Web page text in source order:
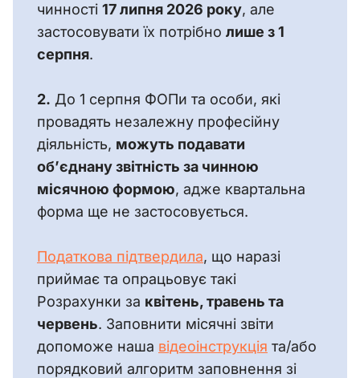
чинності 17 липня 2026 року, але
застосовувати їх потрібно лише з 1
серпня.
2. До 1 серпня ФОПи та особи, які
провадять незалежну професійну
діяльність, можуть подавати
об’єднану звітність за чинною
місячною формою, адже квартальна
форма ще не застосовується.
Податкова підтвердила, що наразі
приймає та опрацьовує такі
Розрахунки за квітень, травень та
червень. Заповнити місячні звіти
допоможе наша відеоінструкція та/або
порядковий алгоритм заповнення зі